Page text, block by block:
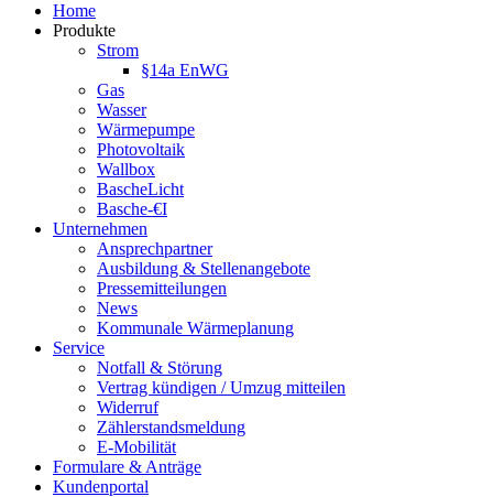
Home
Produkte
Strom
§14a EnWG
Gas
Wasser
Wärmepumpe
Photovoltaik
Wallbox
BascheLicht
Basche-€I
Unternehmen
Ansprechpartner
Ausbildung & Stellenangebote
Pressemitteilungen
News
Kommunale Wärmeplanung
Service
Notfall & Störung
Vertrag kündigen / Umzug mitteilen
Widerruf
Zählerstandsmeldung
E-Mobilität
Formulare & Anträge
Kundenportal